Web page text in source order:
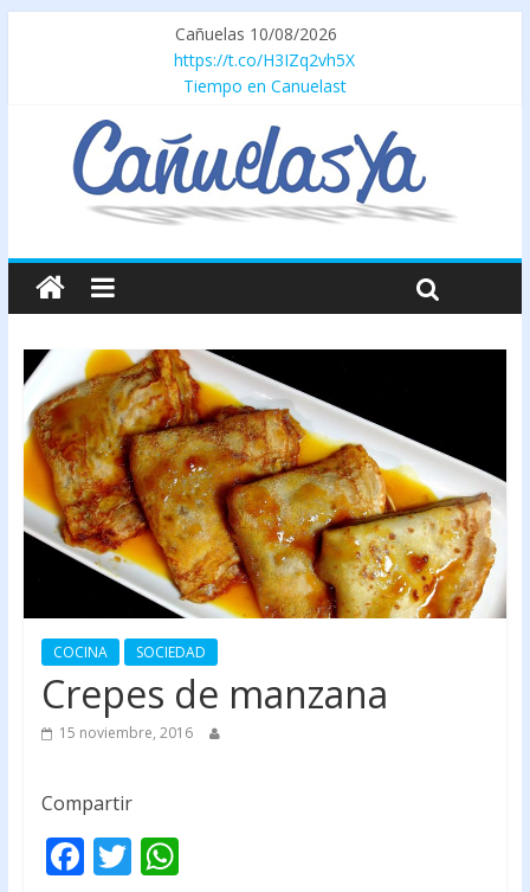
Cañuelas 10/08/2026
https://t.co/H3IZq2vh5X
Tiempo en Canuelast
COCINA SOCIEDAD
Crepes de manzana
15 noviembre, 2016
Compartir
F T W